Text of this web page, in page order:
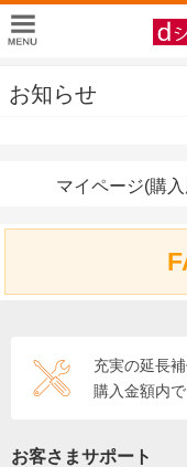
お知らせ
マイページ(購
充実の延長
購入金額内で
お客さまサポート